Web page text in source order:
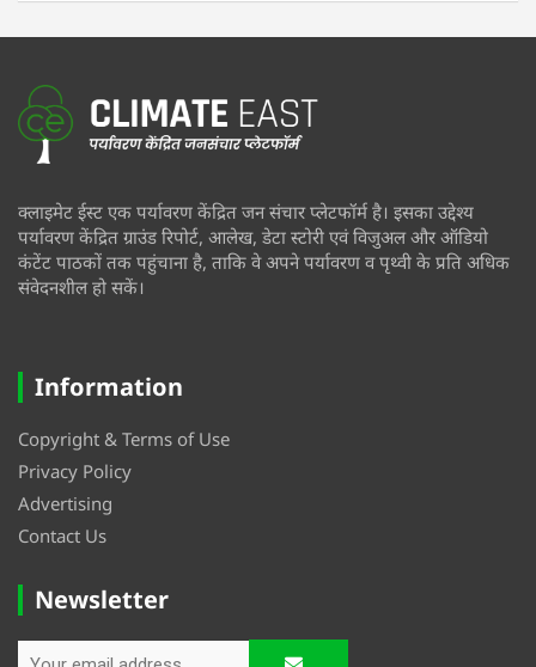
क्लाइमेट ईस्ट एक पर्यावरण केंद्रित जन संचार प्लेटफॉर्म है। इसका उद्देश्य
पर्यावरण केंद्रित ग्राउंड रिपोर्ट, आलेख, डेटा स्टोरी एवं विजुअल और ऑडियो
कंटेंट पाठकों तक पहुंचाना है, ताकि वे अपने पर्यावरण व पृथ्वी के प्रति अधिक
संवेदनशील हो सकें।
Information
Copyright & Terms of Use
Privacy Policy
Advertising
Contact Us
Newsletter